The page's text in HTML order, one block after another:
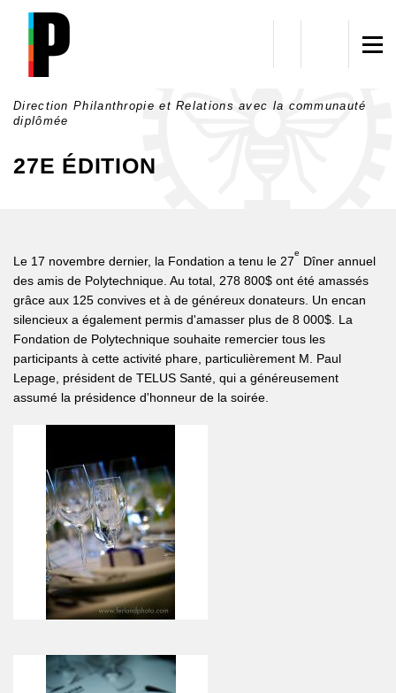
Aller au contenu principal
Direction Philanthropie et Relations avec la communauté
diplômée
27E ÉDITION
Le 17 novembre dernier, la Fondation a tenu le 27
e
Dîner annuel
des amis de Polytechnique. Au total, 278 800$ ont été amassés
grâce aux 125 convives et à de généreux donateurs. Un encan
silencieux a également permis d'amasser plus de 8 000$. La
Fondation de Polytechnique souhaite remercier tous les
participants à cette activité phare, particulièrement M. Paul
Lepage, président de TELUS Santé, qui a généreusement
assumé la présidence d'honneur de la soirée.